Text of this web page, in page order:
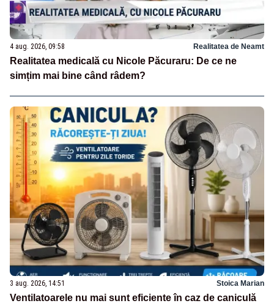
4 aug. 2026, 09:58 Realitatea de Neamt
Realitatea medicală cu Nicole Păcuraru: De ce ne
simțim mai bine când râdem?
3 aug. 2026, 14:51 Stoica Marian
Ventilatoarele nu mai sunt eficiente în caz de caniculă